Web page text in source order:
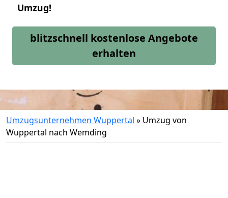
Umzug!
blitzschnell kostenlose Angebote
erhalten
Umzugsunternehmen Wuppertal » Umzug von
Wuppertal nach Wemding